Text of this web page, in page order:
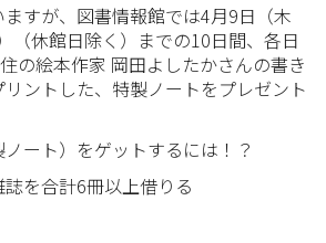
すが、図書情報館では4月9日（木
（休館日除く）までの10日間、各日
の絵本作家 岡田よしたかさんの書き
ントした、特製ノートをプレゼント
ート）をゲットするには！？
を合計6冊以上借りる